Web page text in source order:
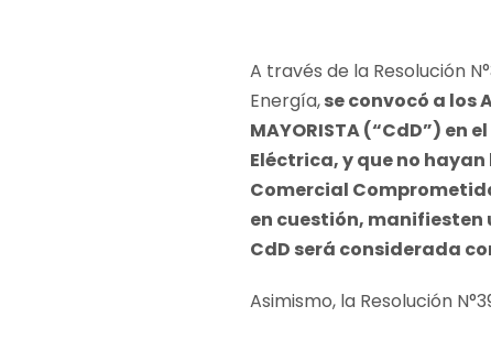
A través de la Resolución
Energía,se convocó a los
MAYORISTA (“CdD”) en
Eléctrica, y que no
Comercial
en cuestión, manifiesten
CdD será considerada
Asimismo, la Resolución